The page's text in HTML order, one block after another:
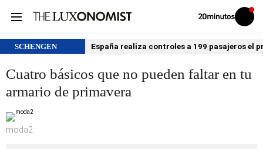
Volver
Iniciar
sesión
SCHENGEN España realiza controles a 199 pasajeros el
Cuatro básicos que no pueden faltar en tu
armario de primavera
moda2